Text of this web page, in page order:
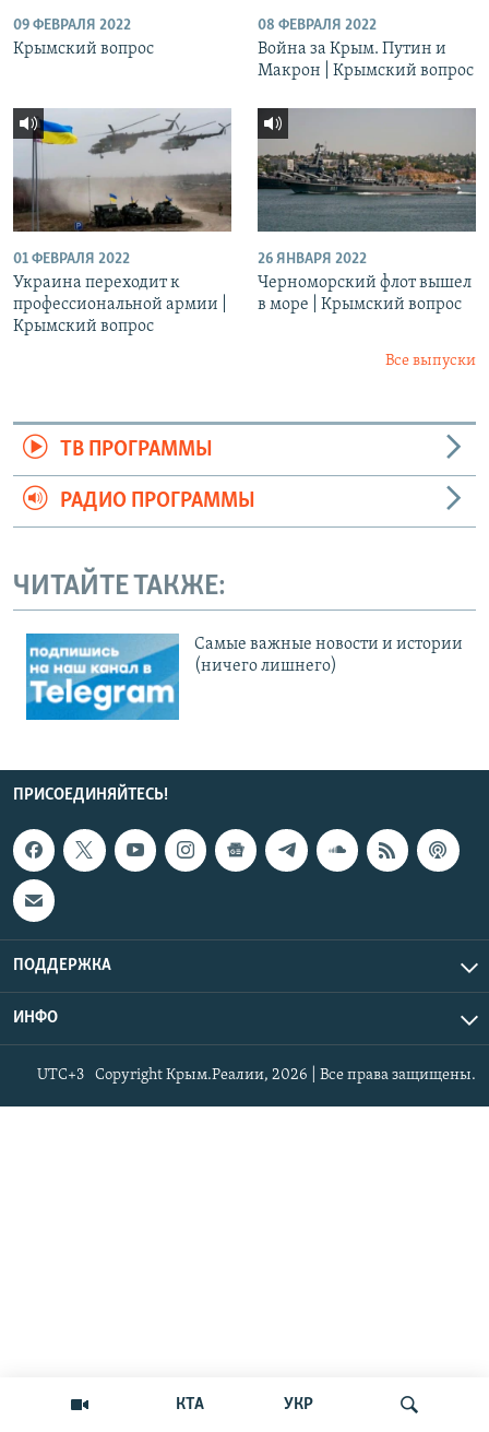
КТА УКР
09 ФЕВРАЛЯ 2022
Крымский вопрос
08 ФЕВРАЛЯ 2022
Война за Крым. Путин и
Макрон | Крымский вопрос
01 ФЕВРАЛЯ 2022
Украина переходит к
профессиональной армии |
Крымский вопрос
26 ЯНВАРЯ 2022
Черноморский флот вышел
в море | Крымский вопрос
Все выпуски
ТВ ПРОГРАММЫ
РАДИО ПРОГРАММЫ
ЧИТАЙТЕ ТАКЖЕ:
Cамые важные новости и истории
(ничего лишнего)
ПРИСОЕДИНЯЙТЕСЬ!
ПОДДЕРЖКА
ИНФО
Copyright Крым.Реалии, 2026 | Все права защищены.
UTC+3